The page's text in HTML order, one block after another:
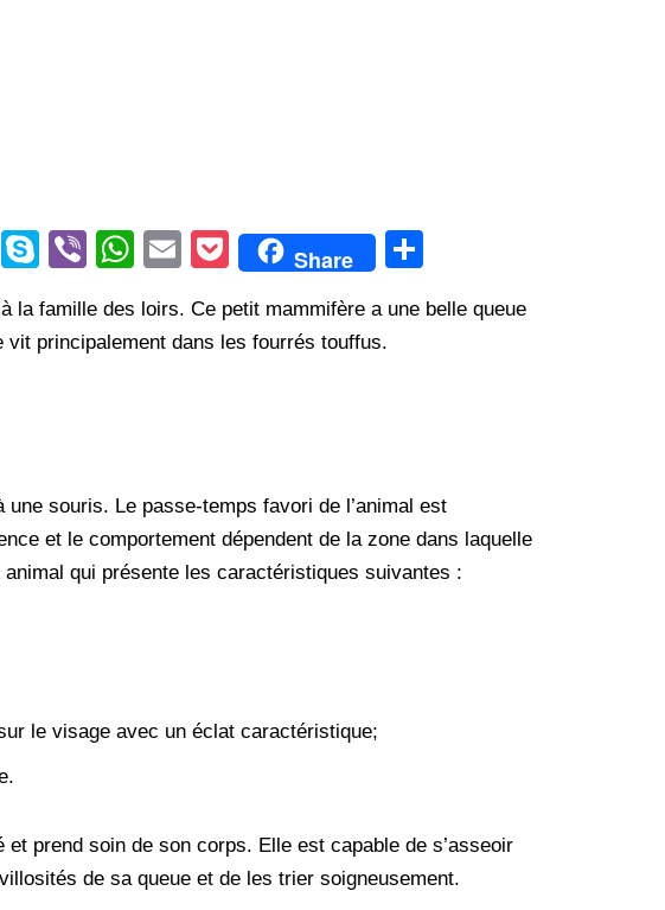
T
S
p
e
Vi
er
W
at
s
E
ail
P
ck
et
Share
ar
la famille des loirs. Ce petit mammifère a une belle queue
principalement dans les fourrés touffus.
souris. Le passe-temps favori de l’animal est
et le comportement dépendent de la zone dans laquelle
qui présente les caractéristiques suivantes :
le visage avec un éclat caractéristique;
prend soin de son corps. Elle est capable de s’asseoir
de sa queue et de les trier soigneusement.